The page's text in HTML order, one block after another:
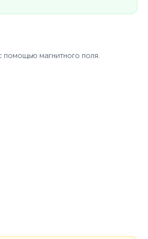
помощью магнитного поля.